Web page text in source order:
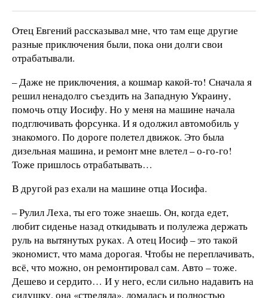
Отец Евгений рассказывал мне, что там еще другие
разные приключения были, пока они долги свои
отрабатывали.
– Даже не приключения, а кошмар какой-то! Сначала я
решил ненадолго съездить на Западную Украину,
помочь отцу Иосифу. Но у меня на машине начала
подглючивать форсунка. И я одолжил автомобиль у
знакомого. По дороге полетел движок. Это была
дизельная машина, и ремонт мне влетел – о-го-го!
Тоже пришлось отрабатывать…
В другой раз ехали на машине отца Иосифа.
– Рулил Леха, ты его тоже знаешь. Он, когда едет,
любит сиденье назад откидывать и полулежа держать
руль на вытянутых руках. А отец Иосиф – это такой
экономист, что мама дорогая. Чтобы не переплачивать,
всё, что можно, он ремонтировал сам. Авто – тоже.
Дешево и сердито… И у него, если сильно надавить на
сидушку, она «стреляла», ломалась и полностью